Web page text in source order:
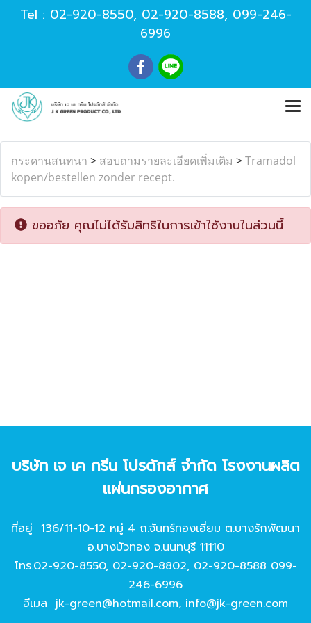
Tel : 02-920-8550, 02-920-8588, 099-246-
6996
กระดานสนทนา > สอบถามรายละเอียดเพิ่มเติม >Tramadol
kopen/bestellen zonder recept.
ขออภัย คุณไม่ได้รับสิทธิในการเข้าใช้งานในส่วนนี้
บริษัท เจ เค กรีน โปรดักส์ จํากัด โรงงานผลิต
แผ่นกรองอากาศ
ที่อยู่ 136/11-10-12 หมู่ 4 ถ.จันทร์ทองเอี่ยม ต.บางรักพัฒนา
อ.บางบัวทอง จ.นนทบุรี 11110
โทร.02-920-8550, 02-920-8802, 02-920-8588 099-
246-6996
อีเมล jk-green@hotmail.com, info@jk-green.com